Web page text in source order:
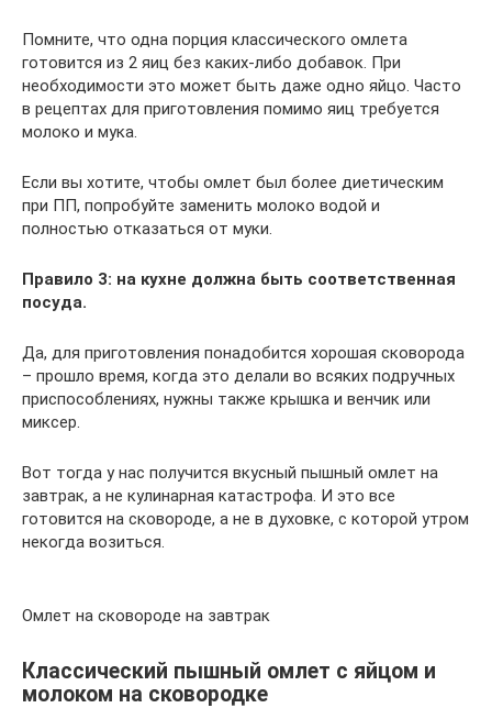
Помните, что одна порция классического омлета
готовится из 2 яиц без каких-либо добавок. При
необходимости это может быть даже одно яйцо. Часто
в рецептах для приготовления помимо яиц требуется
молоко и мука.
Если вы хотите, чтобы омлет был более диетическим
при ПП, попробуйте заменить молоко водой и
полностью отказаться от муки.
Правило 3: на кухне должна быть соответственная
посуда.
Да, для приготовления понадобится хорошая сковорода
– прошло время, когда это делали во всяких подручных
приспособлениях, нужны также крышка и венчик или
миксер.
Вот тогда у нас получится вкусный пышный омлет на
завтрак, а не кулинарная катастрофа. И это все
готовится на сковороде, а не в духовке, с которой утром
некогда возиться.
Омлет на сковороде на завтрак
Классический пышный омлет с яйцом и
молоком на сковородке